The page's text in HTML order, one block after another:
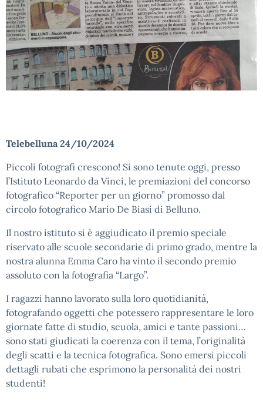
Telebelluna 24/10/2024
Piccoli fotografi crescono! Si sono tenute oggi, presso
l’Istituto Leonardo da Vinci, le premiazioni del concorso
fotografico “Reporter per un giorno” promosso dal
circolo fotografico Mario De Biasi di Belluno.
Il nostro istituto si è aggiudicato il premio speciale
riservato alle scuole secondarie di primo grado, mentre la
nostra alunna Emma Caro ha vinto il secondo premio
assoluto con la fotografia “Largo”.
I ragazzi hanno lavorato sulla loro quotidianità,
fotografando oggetti che potessero rappresentare le loro
giornate fatte di studio, scuola, amici e tante passioni…
sono stati giudicati la coerenza con il tema, l’originalità
degli scatti e la tecnica fotografica. Sono emersi piccoli
dettagli rubati che esprimono la personalità dei nostri
studenti!